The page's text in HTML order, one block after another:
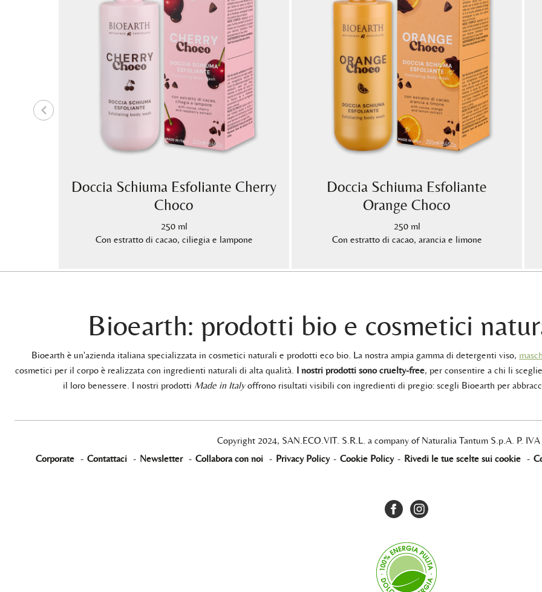
Doccia Schiuma Esfoliante Cherry
Choco
250 ml
Con estratto di cacao, ciliegia e lampone
Doccia Schiuma Esfoliante
Orange Choco
250 ml
Con estratto di cacao, arancia e limone
Bioearth: prodotti bio e cosmetici
Bioearth è un'azienda italiana specializzata in cosmetici naturali e prodotti eco bio. La nostra ampia gamma di detergenti viso,
cosmetici per il corpo è realizzata con ingredienti naturali di alta qualità. I nostri prodotti sono cruelty-free, per consentire a chi li
il loro benessere. I nostri prodotti Made in Italyoffrono risultati visibili con ingredienti di pregio: scegli Bioearth per
Copyright 2024, SAN.ECO.VIT. S.R.L. a company of Naturalia Tantum S.p.A. P.
Corporate - Contattaci - Newsletter - Collabora con noi - Privacy Policy - Cookie Policy - Rivedi le tue scelte sui cookie -